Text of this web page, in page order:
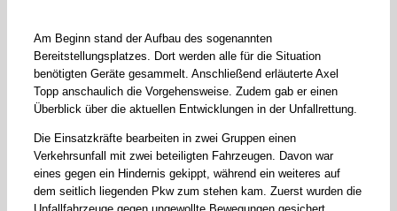
Am Beginn stand der Aufbau des sogenannten
Bereitstellungsplatzes. Dort werden alle für die Situation
benötigten Geräte gesammelt. Anschließend erläuterte Axel
Topp anschaulich die Vorgehensweise. Zudem gab er einen
Überblick über die aktuellen Entwicklungen in der Unfallrettung.
Die Einsatzkräfte bearbeiten in zwei Gruppen einen
Verkehrsunfall mit zwei beteiligten Fahrzeugen. Davon war
eines gegen ein Hindernis gekippt, während ein weiteres auf
dem seitlich liegenden Pkw zum stehen kam. Zuerst wurden die